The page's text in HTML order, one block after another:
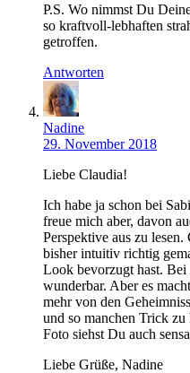
P.S. Wo nimmst Du
so kraftvoll-lebhaften
getroffen.
Antworten
Nadine
29. November 2018
Liebe Claudia!
Ich habe ja schon bei
freue mich aber, davon
Perspektive aus zu
bisher intuitiv richtig
Look bevorzugt hast. Bei
wunderbar. Aber es
mehr von den
und so manchen Trick
Foto siehst Du auch
Liebe Grüße, Nadine